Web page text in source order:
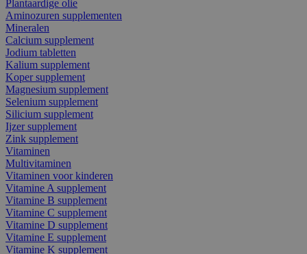
Plantaardige olie
Aminozuren supplementen
Mineralen
Calcium supplement
Jodium tabletten
Kalium supplement
Koper supplement
Magnesium supplement
Selenium supplement
Silicium supplement
Ijzer supplement
Zink supplement
Vitaminen
Multivitaminen
Vitaminen voor kinderen
Vitamine A supplement
Vitamine B supplement
Vitamine C supplement
Vitamine D supplement
Vitamine E supplement
Vitamine K supplement